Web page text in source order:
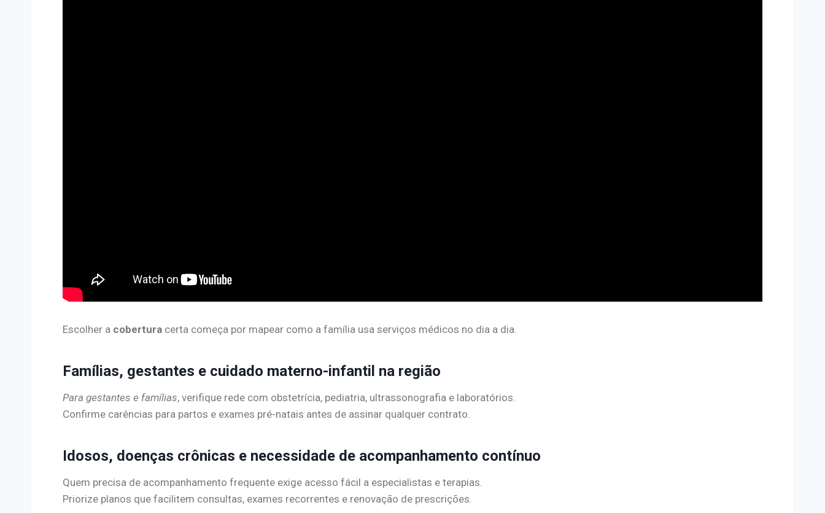
Escolher a cobertura certa começa por mapear como a família usa serviços médicos no dia a dia.
Famílias, gestantes e cuidado materno-infantil na região
Para gestantes e famílias, verifique rede com obstetrícia, pediatria, ultrassonografia e laboratórios.
Confirme carências para partos e exames pré-natais antes de assinar qualquer contrato.
Idosos, doenças crônicas e necessidade de acompanhamento contínuo
Quem precisa de acompanhamento frequente exige acesso fácil a especialistas e terapias.
Priorize planos que facilitem consultas, exames recorrentes e renovação de prescrições.